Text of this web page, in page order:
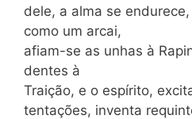
dele, a alma se
como um arcai,
afiam-se as unhas à
dentes à
Traição, e o espírito,
tentações, inventa